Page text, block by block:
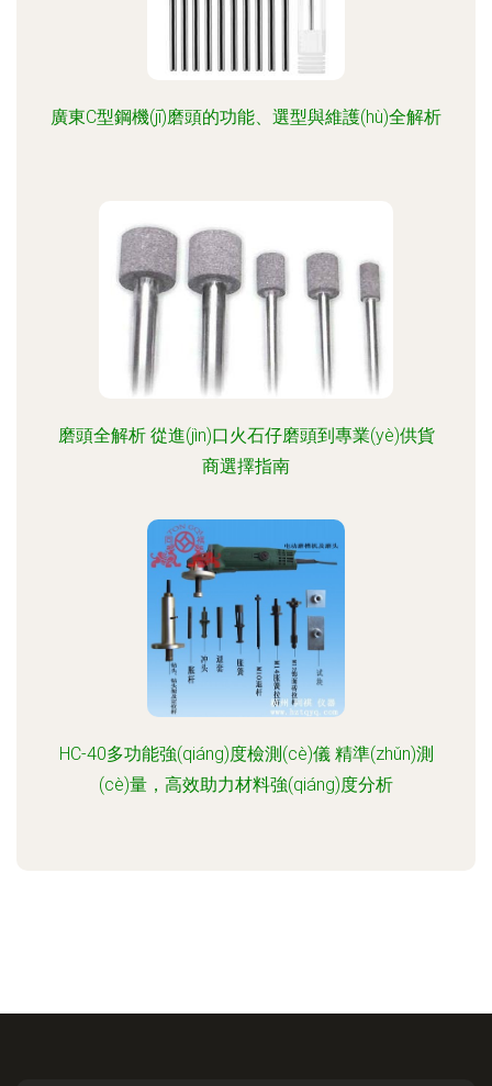
廣東C型鋼機(jī)磨頭的功能、選型與維護(hù)全解析
磨頭全解析 從進(jìn)口火石仔磨頭到專業(yè)供貨
商選擇指南
HC-40多功能強(qiáng)度檢測(cè)儀 精準(zhǔn)測
(cè)量，高效助力材料強(qiáng)度分析